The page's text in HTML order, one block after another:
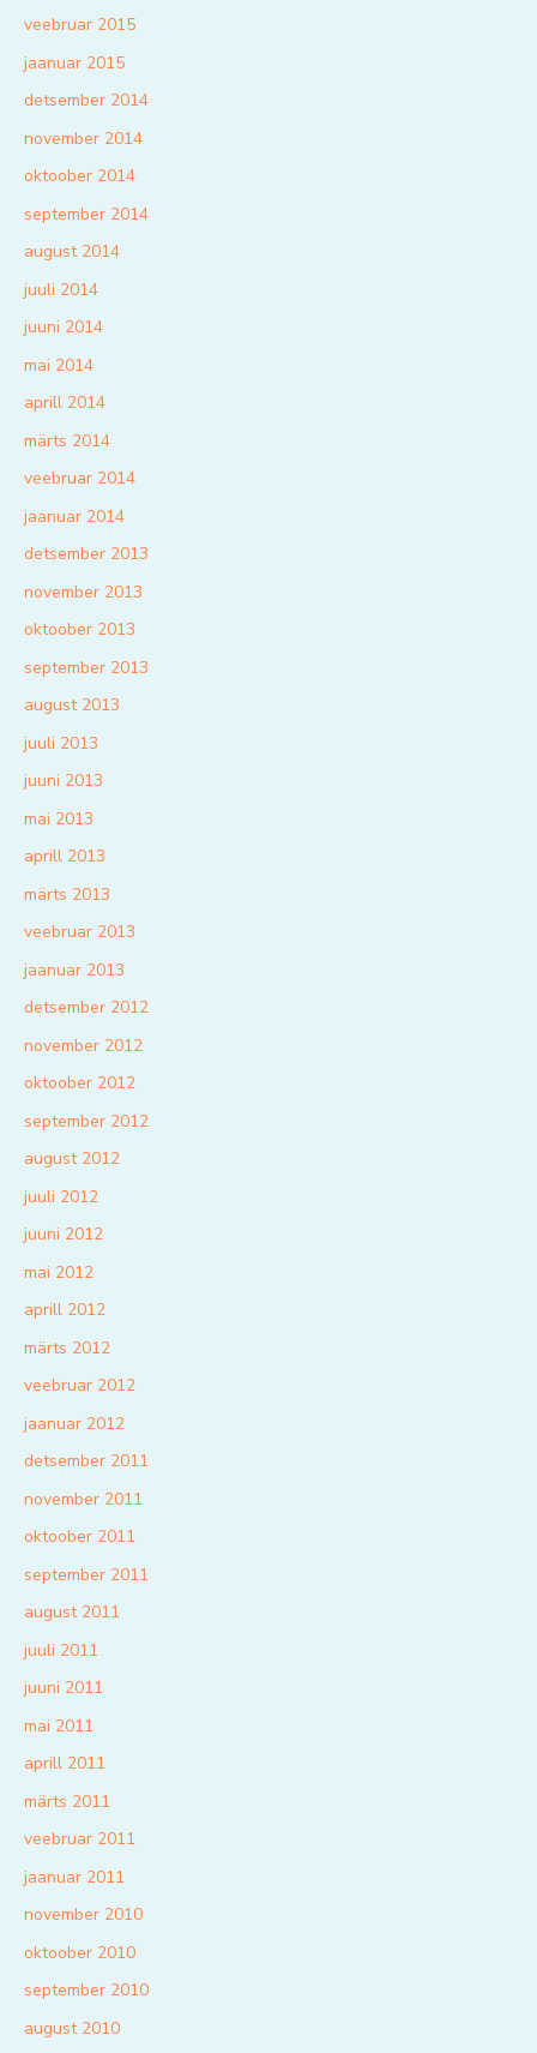
veebruar 2015
jaanuar 2015
detsember 2014
november 2014
oktoober 2014
september 2014
august 2014
juuli 2014
juuni 2014
mai 2014
aprill 2014
märts 2014
veebruar 2014
jaanuar 2014
detsember 2013
november 2013
oktoober 2013
september 2013
august 2013
juuli 2013
juuni 2013
mai 2013
aprill 2013
märts 2013
veebruar 2013
jaanuar 2013
detsember 2012
november 2012
oktoober 2012
september 2012
august 2012
juuli 2012
juuni 2012
mai 2012
aprill 2012
märts 2012
veebruar 2012
jaanuar 2012
detsember 2011
november 2011
oktoober 2011
september 2011
august 2011
juuli 2011
juuni 2011
mai 2011
aprill 2011
märts 2011
veebruar 2011
jaanuar 2011
november 2010
oktoober 2010
september 2010
august 2010